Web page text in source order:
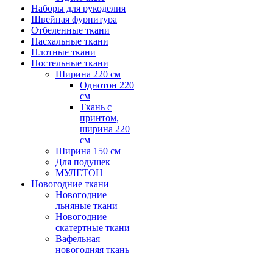
Наборы для рукоделия
Швейная фурнитура
Отбеленные ткани
Пасхальные ткани
Плотные ткани
Постельные ткани
Ширина 220 см
Однотон 220
см
Ткань с
принтом,
ширина 220
см
Ширина 150 см
Для подушек
МУЛЕТОН
Новогодние ткани
Новогодние
льняные ткани
Новогодние
скатертные ткани
Вафельная
новогодняя ткань